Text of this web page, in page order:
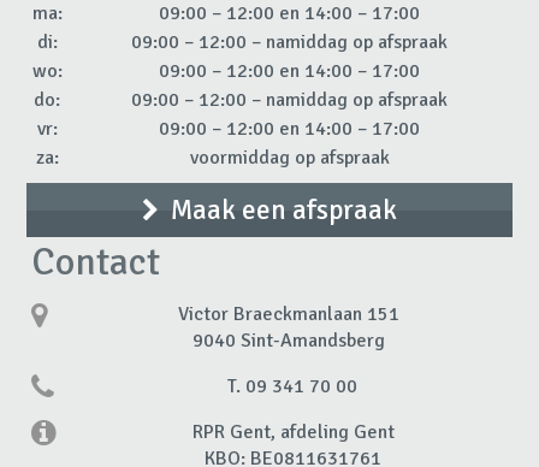
ma:
09:00 – 12:00 en 14:00 – 17:00
di:
09:00 – 12:00 – namiddag op afspraak
wo:
09:00 – 12:00 en 14:00 – 17:00
do:
09:00 – 12:00 – namiddag op afspraak
vr:
09:00 – 12:00 en 14:00 – 17:00
za:
voormiddag op afspraak
Maak een afspraak
Contact
Victor Braeckmanlaan 151
9040 Sint-Amandsberg
T. 09 341 70 00
RPR Gent, afdeling Gent
KBO: BE0811631761